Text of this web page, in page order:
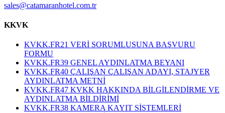
sales@catamaranhotel.com.tr
KKVK
KVKK.FR21 VERİ SORUMLUSUNA BAŞVURU
FORMU
KVKK.FR39 GENEL AYDINLATMA BEYANI
KVKK.FR40 ÇALIŞAN ÇALIŞAN ADAYI, STAJYER
AYDINLATMA METNİ
KVKK.FR47 KVKK HAKKINDA BİLGİLENDİRME VE
AYDINLATMA BİLDİRİMİ
KVKK.FR38 KAMERA KAYIT SİSTEMLERİ